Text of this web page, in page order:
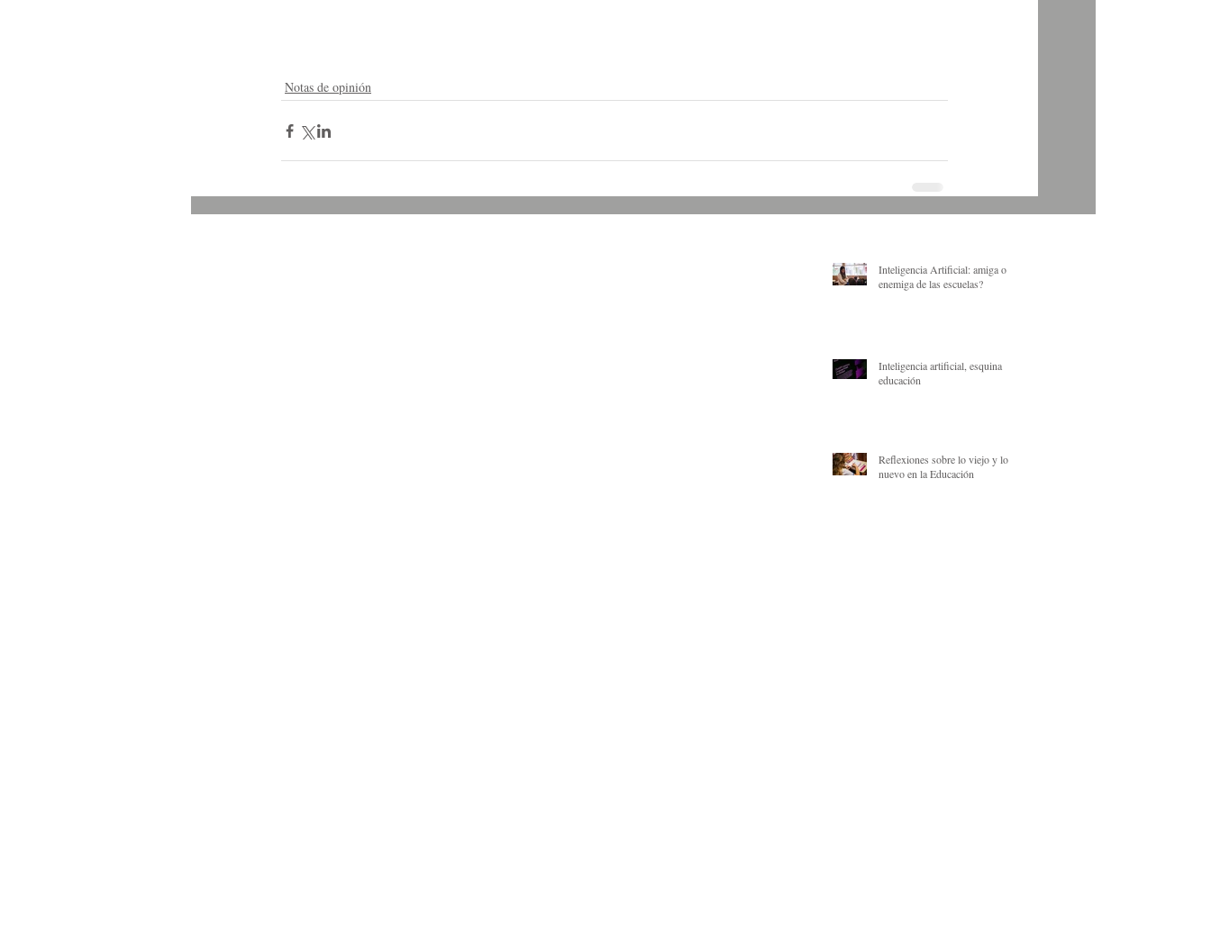
Notas de opinión
Inteligencia Artificial: amiga o
enemiga de las escuelas?
Inteligencia artificial, esquina
educación
Reflexiones sobre lo viejo y lo
nuevo en la Educación